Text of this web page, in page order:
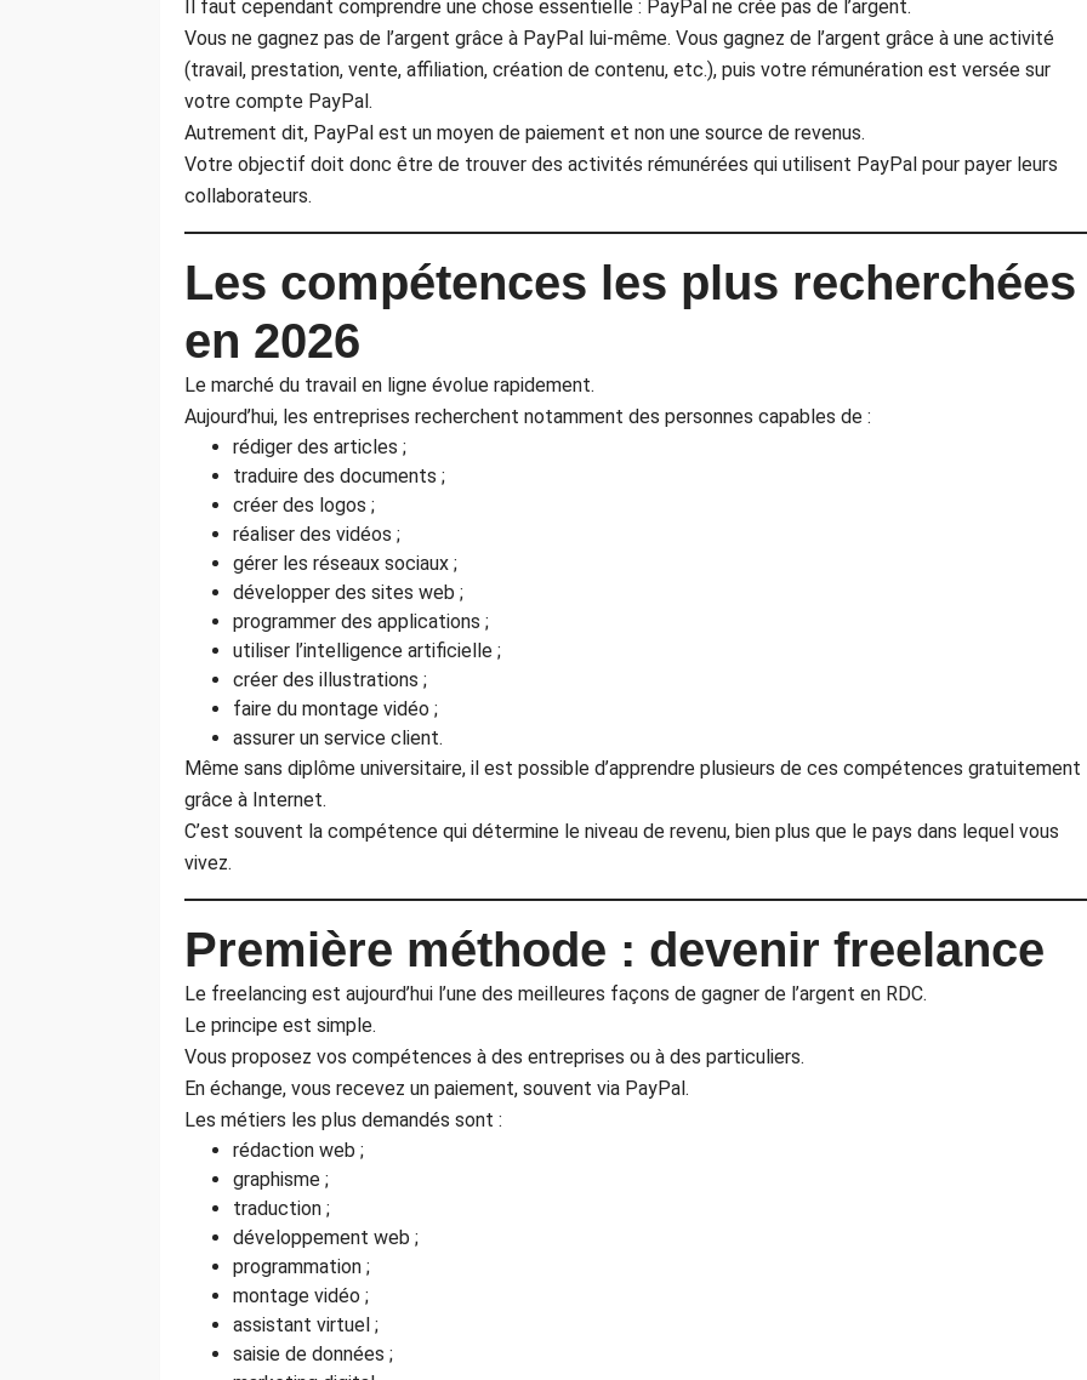
Il faut cependant comprendre une chose essentielle : PayPal ne crée pas de l’argent.
Vous ne gagnez pas de l’argent grâce à PayPal lui-même. Vous gagnez de l’argent grâce à une activité
(travail, prestation, vente, affiliation, création de contenu, etc.), puis votre rémunération est versée sur
votre compte PayPal.
Autrement dit, PayPal est un moyen de paiement et non une source de revenus.
Votre objectif doit donc être de trouver des activités rémunérées qui utilisent PayPal pour payer leurs
collaborateurs.
Les compétences les plus recherchées
en 2026
Le marché du travail en ligne évolue rapidement.
Aujourd’hui, les entreprises recherchent notamment des personnes capables de :
rédiger des articles ;
traduire des documents ;
créer des logos ;
réaliser des vidéos ;
gérer les réseaux sociaux ;
développer des sites web ;
programmer des applications ;
utiliser l’intelligence artificielle ;
créer des illustrations ;
faire du montage vidéo ;
assurer un service client.
Même sans diplôme universitaire, il est possible d’apprendre plusieurs de ces compétences gratuitement
grâce à Internet.
C’est souvent la compétence qui détermine le niveau de revenu, bien plus que le pays dans lequel vous
vivez.
Première méthode : devenir freelance
Le freelancing est aujourd’hui l’une des meilleures façons de gagner de l’argent en RDC.
Le principe est simple.
Vous proposez vos compétences à des entreprises ou à des particuliers.
En échange, vous recevez un paiement, souvent via PayPal.
Les métiers les plus demandés sont :
rédaction web ;
graphisme ;
traduction ;
développement web ;
programmation ;
montage vidéo ;
assistant virtuel ;
saisie de données ;